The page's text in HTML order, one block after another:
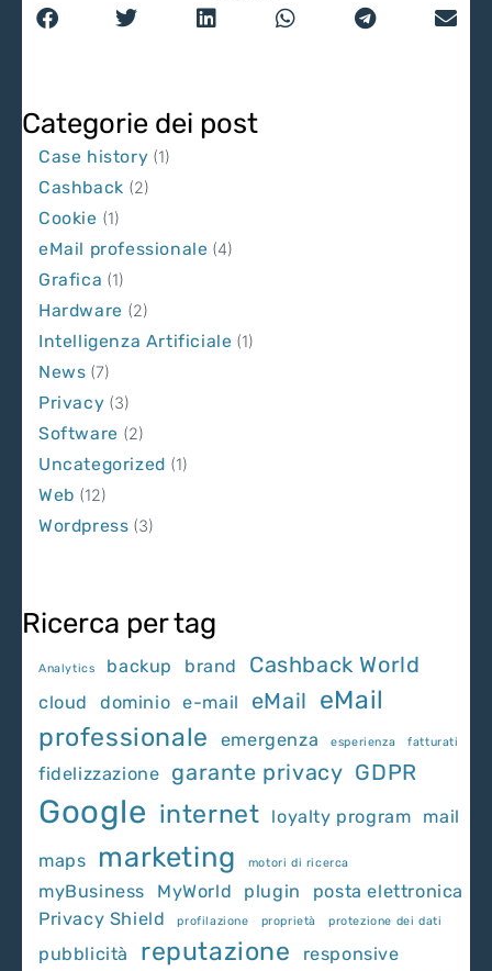
Categorie dei post
Case history (1)
Cashback (2)
Cookie (1)
eMail professionale (4)
Grafica (1)
Hardware (2)
Intelligenza Artificiale (1)
News (7)
Privacy (3)
Software (2)
Uncategorized (1)
Web (12)
Wordpress (3)
Ricerca per tag
Analytics backup brand Cashback World
cloud dominio e-mail eMail eMail
professionale
emergenza esperienza fatturati
fidelizzazione garante privacy GDPR
Google internet loyalty program mail
maps marketing motori di ricerca
myBusiness MyWorld plugin
posta elettronica
Privacy Shield
profilazione proprietà protezione dei dati
pubblicità reputazione
responsive